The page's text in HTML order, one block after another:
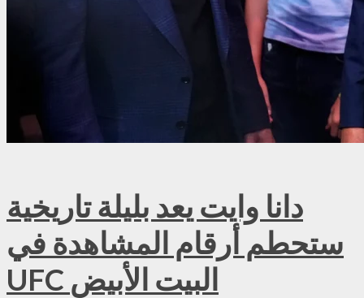
دانا وايت يعد بليلة تاريخية
ستحطم أرقام المشاهدة في
UFC البيت الأبيض